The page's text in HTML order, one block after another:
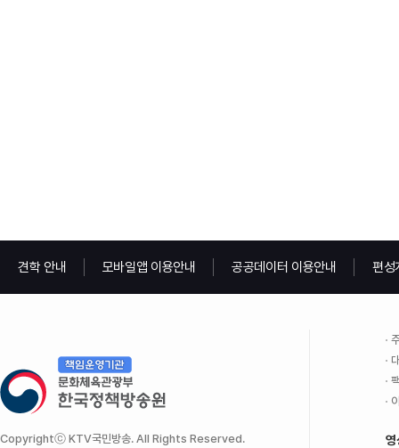
견학 안내 모바일앱 이용안내 공공데이터 이용안내 편성
Copyrightⓒ KTV국민방송. All Rights Reserved. 영